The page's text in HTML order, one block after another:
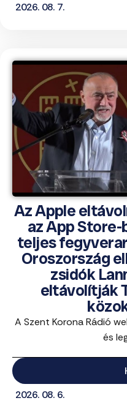
2026. 08. 7.
Az Apple
az App
teljes
Oroszország
zsidók
eltávolítják
A Szent Korona Rádió
és
2026. 08. 6.